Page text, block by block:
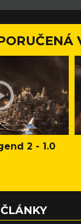
2 - 1.0